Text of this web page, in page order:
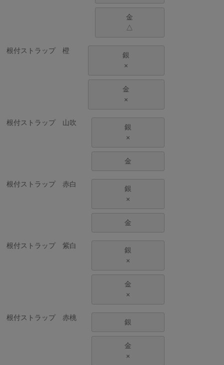
金
△
根付ストラップ 橙
銀
×
金
×
根付ストラップ 山吹
銀
×
金
根付ストラップ 赤白
銀
×
金
根付ストラップ 紫白
銀
×
金
×
根付ストラップ 赤桃
銀
金
×